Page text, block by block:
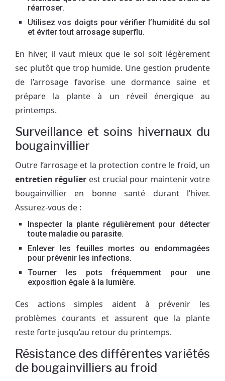
réarroser.
Utilisez vos doigts pour vérifier l’humidité du sol
et éviter tout arrosage superflu.
En hiver, il vaut mieux que le sol soit légèrement
sec plutôt que trop humide. Une gestion prudente
de l’arrosage favorise une dormance saine et
prépare la plante à un réveil énergique au
printemps.
Surveillance et soins hivernaux du
bougainvillier
Outre l’arrosage et la protection contre le froid, un
entretien régulier est crucial pour maintenir votre
bougainvillier en bonne santé durant l’hiver.
Assurez-vous de :
Inspecter la plante régulièrement pour détecter
toute maladie ou parasite.
Enlever les feuilles mortes ou endommagées
pour prévenir les infections.
Tourner les pots fréquemment pour une
exposition égale à la lumière.
Ces actions simples aident à prévenir les
problèmes courants et assurent que la plante
reste forte jusqu’au retour du printemps.
Résistance des différentes variétés
de bougainvilliers au froid